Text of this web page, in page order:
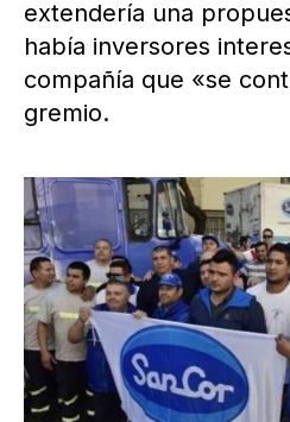
extendería una
había inversores
compañía que «se
gremio.